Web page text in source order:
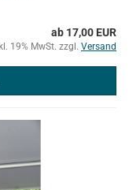
ab 17,00 EUR
19% MwSt. zzgl. Versand